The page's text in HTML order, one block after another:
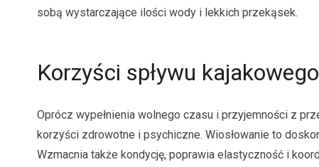
sobą wystarczające ilości wody i lekkich przekąsek.
Korzyści spływu
Oprócz wypełnienia wolnego czasu i przyjemności z
korzyści zdrowotne i psychiczne. Wiosłowanie to
Wzmacnia także kondycję, poprawia elastyczność i